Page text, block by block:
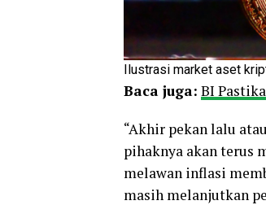
Ilustrasi market aset
Baca juga: BI
“Akhir pekan lalu
pihaknya akan terus
melawan inflasi
masih melanjutkan